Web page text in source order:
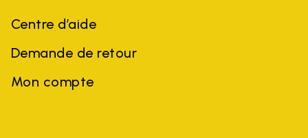
Centre d’aide
Demande de retour
Mon compte